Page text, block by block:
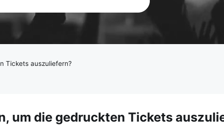
Tickets auszuliefern?
um die gedruckten Tickets